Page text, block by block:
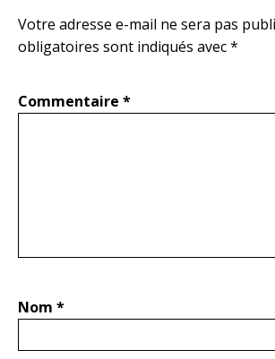
Votre adresse e-mail ne sera pas
obligatoires sont indiqués avec*
Commentaire *
Nom *